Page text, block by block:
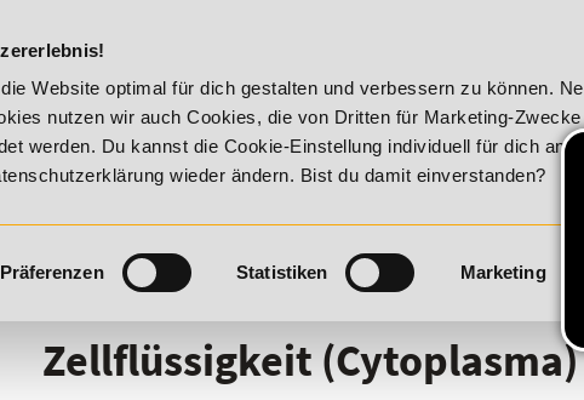
Website optimal für dich gestalten und verbessern zu können.
nutzen wir auch Cookies, die von Dritten für Marketing-
werden. Du kannst die Cookie-Einstellung individuell für dich
wieder ändern. Bist du damit einverstanden?
Präferenzen Statistiken Marketing
- Summer Vitality! 20% Rabatt bis 17. August 2026 -
K L O P
Zellflüssigkeit (Cytoplasma)